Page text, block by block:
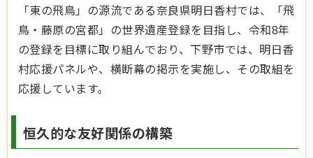
「東の飛鳥」の源流である奈良県明日香村では、「飛
鳥・藤原の宮都」の世界遺産登録を目指し、令和8年
の登録を目標に取り組んでおり、下野市では、明日香
村応援パネルや、横断幕の掲示を実施し、その取組を
応援しています。
恒久的な友好関係の構築